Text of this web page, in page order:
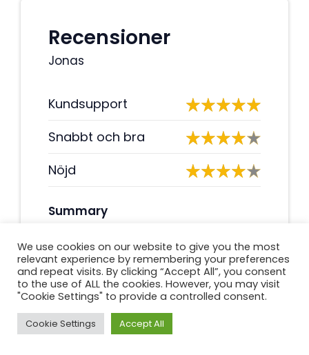
Recensioner
Jonas
Kundsupport
Snabbt och bra
Nöjd
Summary
har alltid haft tålamod att svara
på alla mina frågor. Själva lånet
var riktigt snabbt och enkelt att få.
Jag rekommenderar det starkt!
We use cookies on our website to give you the most
relevant experience by remembering your preferences
and repeat visits. By clicking “Accept All”, you consent
to the use of ALL the cookies. However, you may visit
"Cookie Settings" to provide a controlled consent.
Cookie Settings Accept All